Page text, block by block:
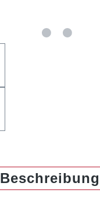
Beschreibung